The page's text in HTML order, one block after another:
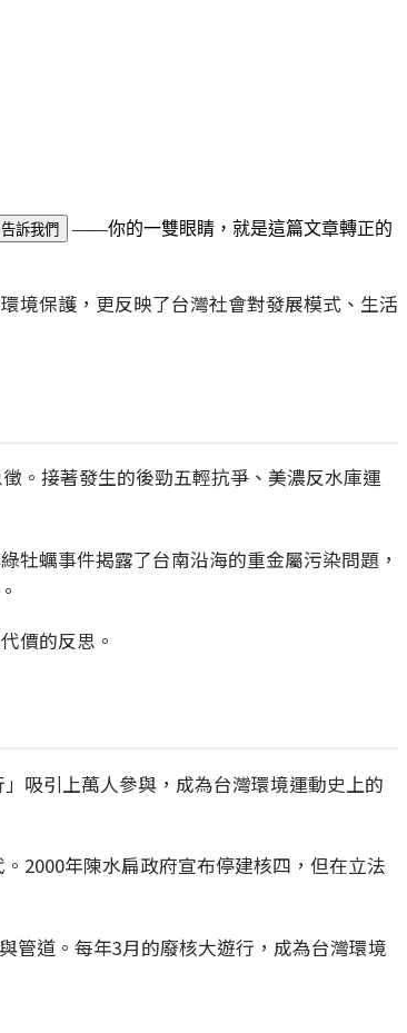
告訴我們
——你的一雙眼睛，就是這篇文章轉正的
境保護，更反映了台灣社會對發展模式、生活
。接著發生的後勁五輕抗爭、美濃反水庫運
牡蠣事件揭露了台南沿海的重金屬污染問題，
價的反思。
吸引上萬人參與，成為台灣環境運動史上的
2000年陳水扁政府宣布停建核四，但在立法
管道。每年3月的廢核大遊行，成為台灣環境